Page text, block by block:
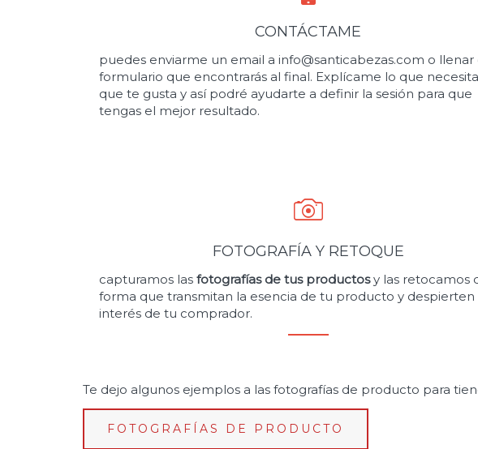
CONTÁCTAME
puedes enviarme un email a info@santicabezas.com o llenar
formulario que encontrarás al final. Explícame lo que
que te gusta y así podré ayudarte a definir la sesión para que
tengas el mejor resultado.
FOTOGRAFÍA Y RETOQUE
capturamos las fotografías de tus productosy las retocamos
forma que transmitan la esencia de tu producto y despierten
interés de tu comprador.
Te dejo algunos ejemplos a las fotografías de producto para
FOTOGRAFÍAS DE PRODUCTO